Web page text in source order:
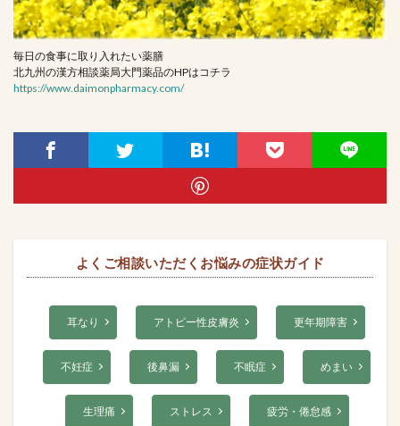
毎日の食事に取り入れたい薬膳
北九州の漢方相談薬局大門薬品のHPはコチラ
https://www.daimonpharmacy.com/
よくご相談いただくお悩みの症状ガイド
耳なり アトピー性皮膚炎 更年期障害
不妊症 後鼻漏 不眠症 めまい
生理痛 ストレス 疲労・倦怠感